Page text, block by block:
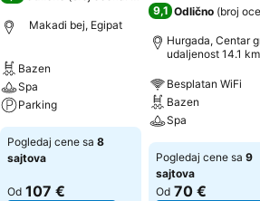
Makadi bej, Egipat
Bazen
Spa
Parking
Pogledaj cene sa 8
sajtova
Od 107 €
9,1 Odlično (broj
Hurgada, Centar
udaljenost 14.1 km
Besplatan WiFi
Bazen
Spa
Pogledaj cene sa 9
sajtova
Od 70 €